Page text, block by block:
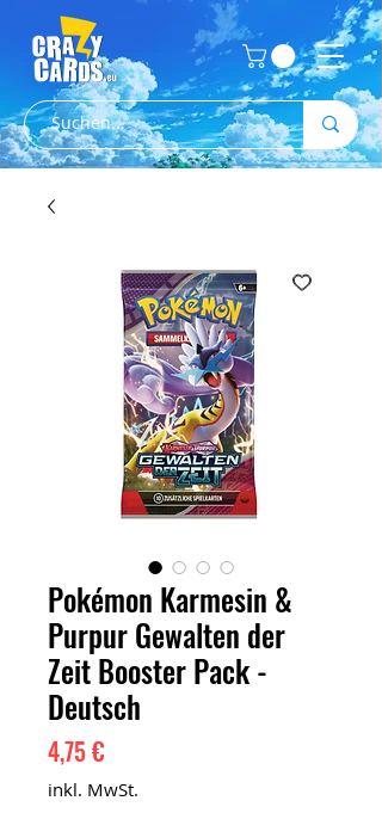
Pokémon Karmesin &
Purpur Gewalten der
Zeit Booster Pack -
Deutsch
4,75 €
inkl. MwSt.